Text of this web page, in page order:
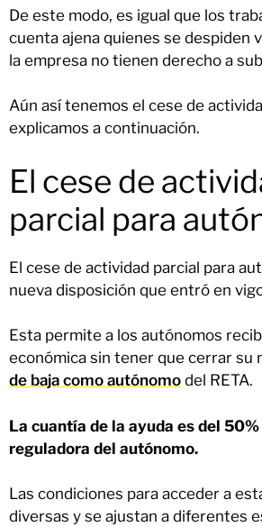
De este modo, es igual que los
cuenta ajena quienes se despiden
la empresa no tienen derecho a
Aún así tenemos el cese de
explicamos a continuación.
El cese de
parcial para
El cese de actividad parcial para
nueva disposición que entró en
Esta permite a los autónomos
económica sin tener que cerrar su
de baja como autónomo del RETA.
La cuantía de la ayuda es del
reguladora del autónomo.
Las condiciones para acceder a
diversas y se ajustan a diferentes